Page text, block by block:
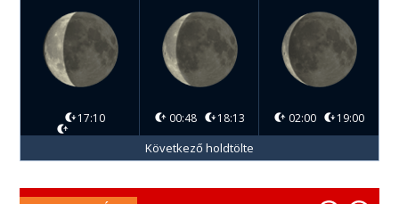
17:10 00:48 18:13 02:00 19:00
Következő holdtölte